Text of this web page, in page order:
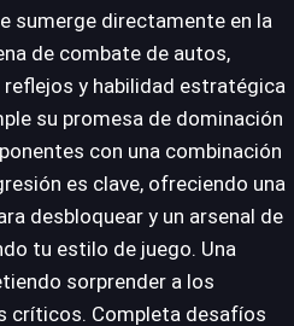
sumerge directamente en la
de combate de autos,
y habilidad estratégica
su promesa de dominación
con una combinación
es clave, ofreciendo una
desbloquear y un arsenal de
tu estilo de juego. Una
sorprender a los
críticos. Completa desafíos